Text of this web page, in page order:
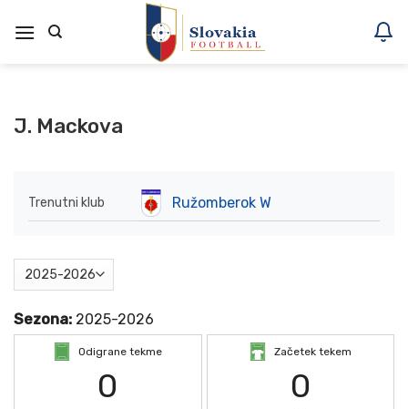
na
J. Mackova
Trenutni klub Ružomberok W
Sezona: 2025-2026
Odigrane tekme
0
Začetek tekem
0